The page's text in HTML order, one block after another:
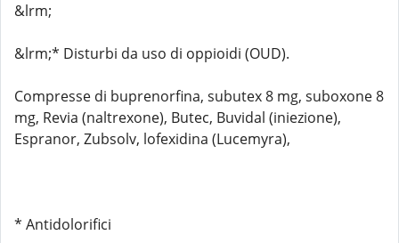
&lrm;
&lrm;* Disturbi da uso di oppioidi (OUD).
Compresse di buprenorfina, subutex 8 mg, suboxone 8
mg, Revia (naltrexone), Butec, Buvidal (iniezione),
Espranor, Zubsolv, lofexidina (Lucemyra),
* Antidolorifici